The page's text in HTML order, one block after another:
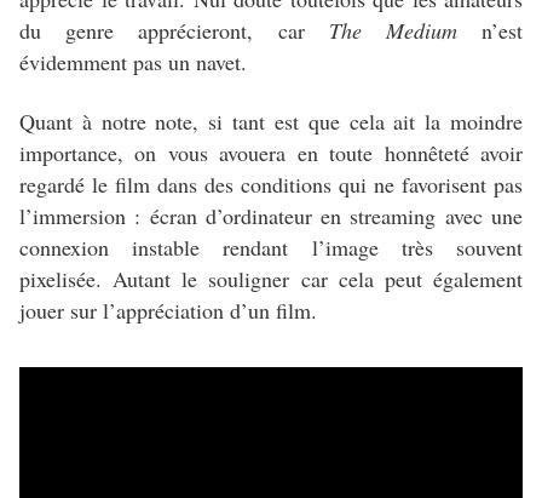
du genre apprécieront, car The Mediumn’est
évidemment pas un navet.
Quant à notre note, si tant est que cela ait la moindre
importance, on vous avouera en toute honnêteté avoir
regardé le film dans des conditions qui ne favorisent pas
l’immersion : écran d’ordinateur en streaming avec une
connexion instable rendant l’image très souvent
pixelisée. Autant le souligner car cela peut également
jouer sur l’appréciation d’un film.